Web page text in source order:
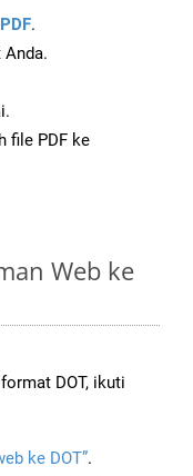
.
Anda.
file PDF ke
Web ke
DOT, ikuti
ke DOT”.